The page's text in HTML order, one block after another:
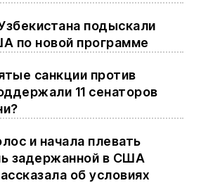
подыскали
по новой программе
санкции против
11 сенаторов
и начала плевать
задержанной в США
об условиях